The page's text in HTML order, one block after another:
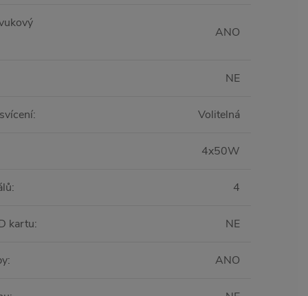
ANO
NE
: Volitelná
4x50W
: 4
kartu: NE
: ANO